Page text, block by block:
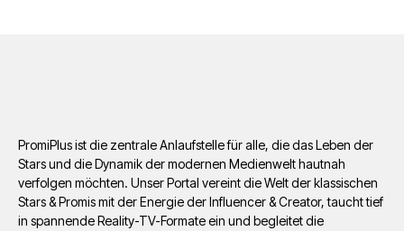
PromiPlus ist die zentrale Anlaufstelle für alle, die das Leben der
Stars und die Dynamik der modernen Medienwelt hautnah
verfolgen möchten. Unser Portal vereint die Welt der klassischen
Stars & Promis mit der Energie der Influencer & Creator, taucht tief
in spannende Reality-TV-Formate ein und begleitet die